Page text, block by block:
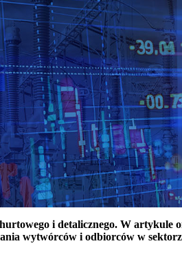
i detalicznego. W artykule
wytwórców i odbiorców w